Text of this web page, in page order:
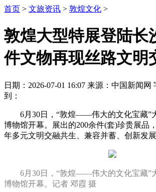
首页 > 文旅资讯 > 敦煌文化 >
敦煌大型特展登陆长
件文物再现丝路文明
日期：2026-07-01 16:07 来源：中国新闻网
到：
6月30日，“敦煌——伟大的文化宝藏”
博物馆开幕。展出的200余件(套)珍贵展品
年多元文明交融共生、兼容并蓄、创新发展
6月30日，“敦煌——伟大的文化宝藏”
博物馆开幕。记者 邓霞 摄